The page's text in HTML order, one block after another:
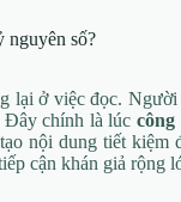
nguyên số?
lại ở việc đọc.
Đây chính là lúccông
nội dung tiết kiệm
cận khán giả rộng